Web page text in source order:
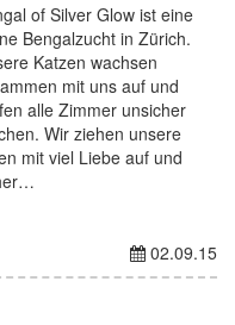
of Silver Glow ist eine
Bengalzucht in Zürich.
Katzen wachsen
mit uns auf und
alle Zimmer unsicher
Wir ziehen unsere
mit viel Liebe auf und
02.09.15